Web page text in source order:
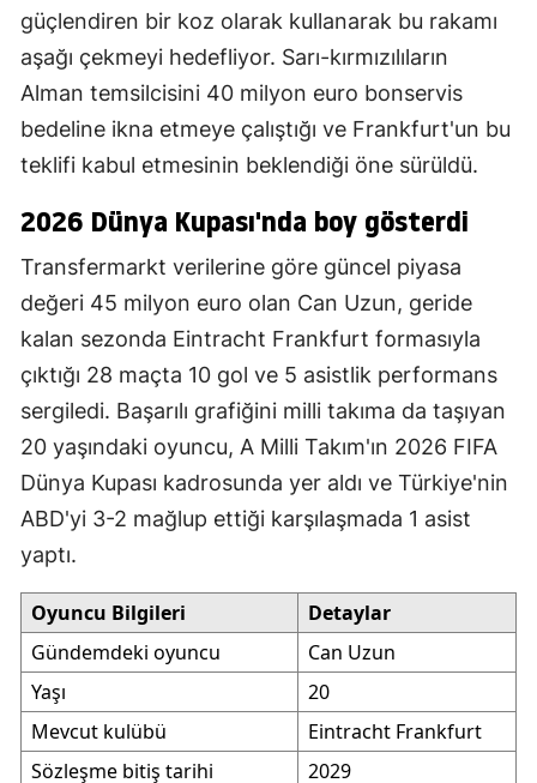
güçlendiren bir koz olarak kullanarak bu rakamı
aşağı çekmeyi hedefliyor. Sarı-kırmızılıların
Alman temsilcisini 40 milyon euro bonservis
bedeline ikna etmeye çalıştığı ve Frankfurt'un bu
teklifi kabul etmesinin beklendiği öne sürüldü.
2026 Dünya Kupası'nda boy gösterdi
Transfermarkt verilerine göre güncel piyasa
değeri 45 milyon euro olan Can Uzun, geride
kalan sezonda Eintracht Frankfurt formasıyla
çıktığı 28 maçta 10 gol ve 5 asistlik performans
sergiledi. Başarılı grafiğini milli takıma da taşıyan
20 yaşındaki oyuncu, A Milli Takım'ın 2026 FIFA
Dünya Kupası kadrosunda yer aldı ve Türkiye'nin
ABD'yi 3-2 mağlup ettiği karşılaşmada 1 asist
yaptı.
Oyuncu Bilgileri
Detaylar
Gündemdeki oyuncu
Can Uzun
Yaşı
20
Mevcut kulübü
Eintracht Frankfurt
Sözleşme bitiş tarihi
2029